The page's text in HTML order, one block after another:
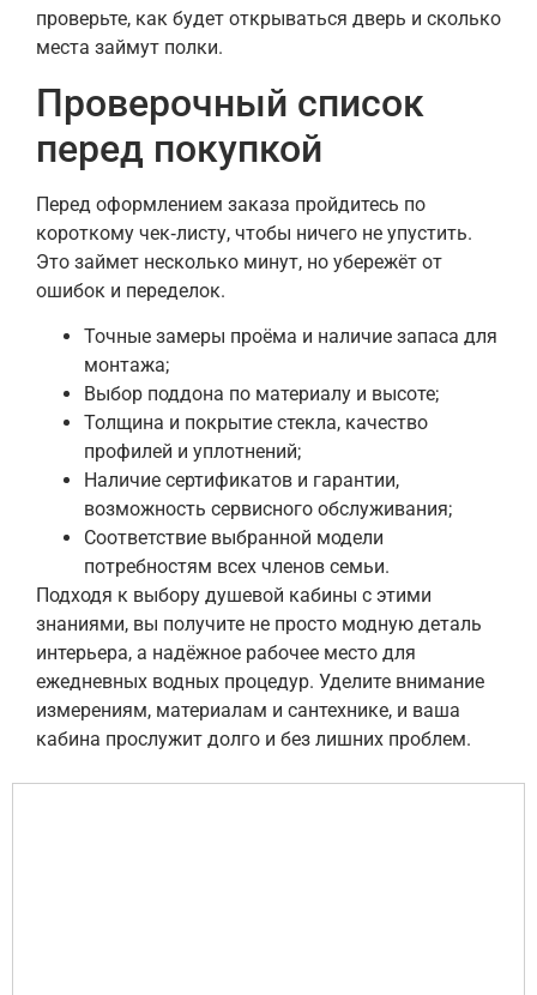
проверьте, как будет открываться дверь и сколько
места займут полки.
Проверочный список
перед покупкой
Перед оформлением заказа пройдитесь по
короткому чек‑листу, чтобы ничего не упустить.
Это займет несколько минут, но убережёт от
ошибок и переделок.
Точные замеры проёма и наличие запаса для
монтажа;
Выбор поддона по материалу и высоте;
Толщина и покрытие стекла, качество
профилей и уплотнений;
Наличие сертификатов и гарантии,
возможность сервисного обслуживания;
Соответствие выбранной модели
потребностям всех членов семьи.
Подходя к выбору душевой кабины с этими
знаниями, вы получите не просто модную деталь
интерьера, а надёжное рабочее место для
ежедневных водных процедур. Уделите внимание
измерениям, материалам и сантехнике, и ваша
кабина прослужит долго и без лишних проблем.